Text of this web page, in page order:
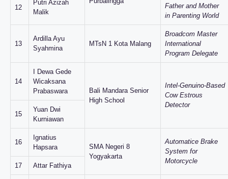
Father and Mother
in Parenting World
12
Putri Azizah
Malik
13
Ardilla Ayu
Syahmina
MTsN 1 Kota Malang
Broadcom Master
International
Program Delegate
14
I Dewa Gede
Wicaksana
Prabaswara
Bali Mandara Senior
High School
Intel-Genuino-Based
Cow Estrous
Detector
15
Yuan Dwi
Kurniawan
16
Ignatius
Hapsara
SMA Negeri 8
Yogyakarta
Automatice Brake
System for
Motorcycle
17 Attar Fathiya